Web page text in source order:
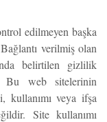
edilmeyen başka
verilmiş olan
belirtilen gizlilik
Bu web sitelerinin
kullanımı veya ifşa
Site kullanımı